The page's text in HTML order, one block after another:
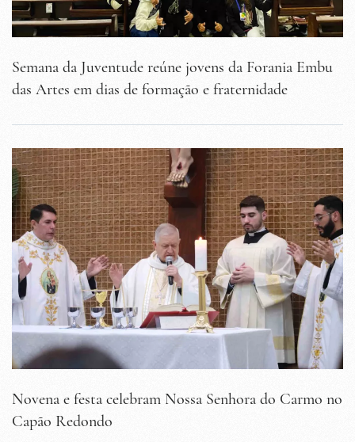
Semana da Juventude reúne jovens da Forania Embu
das Artes em dias de formação e fraternidade
Novena e festa celebram Nossa Senhora do Carmo no
Capão Redondo